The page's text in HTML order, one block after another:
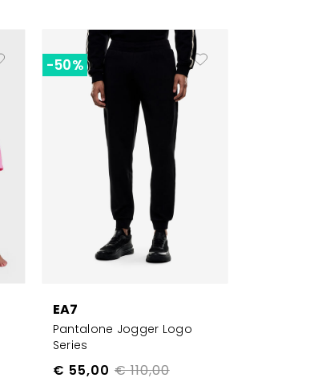
EA7
Pantalone Jogger Logo
Series
€ 110,00
€ 55,00
-50%